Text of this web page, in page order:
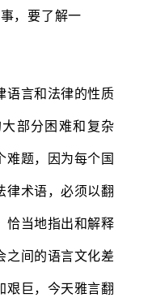
言和法律的性质
部分困难和复杂
难题，因为每个国
律术语，必须以翻
恰当地指出和解释
之间的语言文化差
艰巨，今天雅言翻